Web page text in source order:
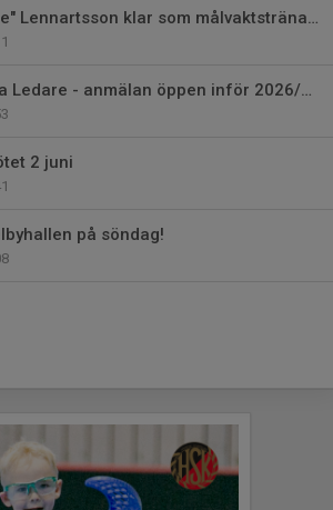
Mikael "Lelle" Lennartsson klar som målvaktstränare på Hawks Skills Camp
Hawks Unga Ledare - anmälan öppen inför 2026/2027
2 juni
på söndag!